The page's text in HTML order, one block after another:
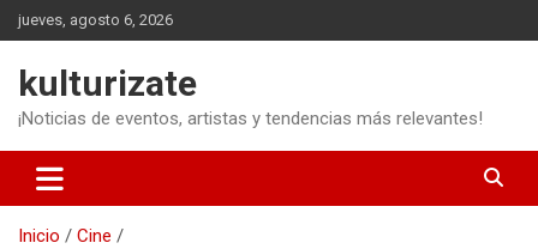
Saltar
al
jueves, agosto 6, 2026
kulturizate
¡Noticias de eventos, artistas y tendencias más relevantes!
Inicio
Cine